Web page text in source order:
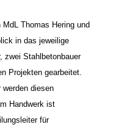
Thomas Hering und
in das jeweilige
zwei Stahlbetonbauer
Projekten gearbeitet.
werden diesen
Handwerk ist
für